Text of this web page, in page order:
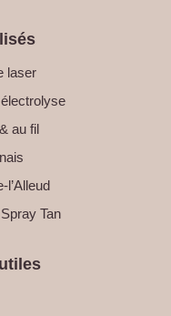
laser
au fil
l’Alleud
Tan